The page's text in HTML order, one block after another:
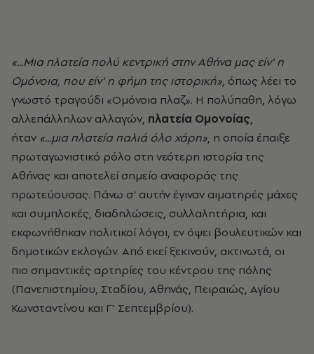
«...Μια πλατεία πολύ κεντρική στην Αθήνα μας είν' η
Ομόνοια, που είν' η φήμη της ιστορική», όπως λέει το
γνωστό τραγούδι «Ομόνοια πλαζ». Η πολύπαθη, λόγω
αλλεπάλληλων αλλαγών, πλατεία Ομονοίας,
ήταν «...μια πλατεία παλιά όλο χάρη», η οποία έπαιξε
πρωταγωνιστικό ρόλο στη νεότερη ιστορία της
Αθήνας και αποτελεί σημείο αναφοράς της
πρωτεύουσας. Πάνω σ' αυτήν έγιναν αιματηρές μάχες
και συμπλοκές, διαδηλώσεις, συλλαλητήρια, και
εκφωνήθηκαν πολιτικοί λόγοι, εν όψει βουλευτικών και
δημοτικών εκλογών. Από εκεί ξεκινούν, ακτινωτά, οι
πιο σημαντικές αρτηρίες του κέντρου της πόλης
(Πανεπιστημίου, Σταδίου, Αθηνάς, Πειραιώς, Αγίου
Κωνσταντίνου και Γ’ Σεπτεμβρίου).